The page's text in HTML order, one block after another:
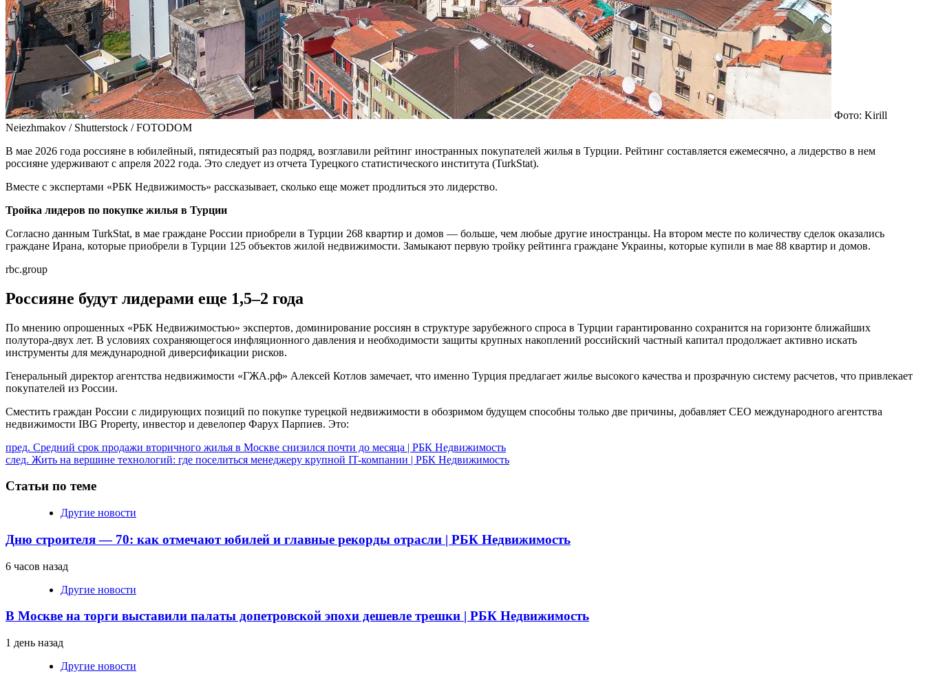
Фото: Kirill
Neiezhmakov / Shutterstock / FOTODOM
В мае 2026 года россияне в юбилейный, пятидесятый раз подряд, возглавили рейтинг иностранных покупателей жилья в Турции. Рейтинг составляется ежемесячно, а лидерство в нем
россияне удерживают с апреля 2022 года. Это следует из отчета Турецкого статистического института (TurkStat).
Вместе с экспертами «РБК Недвижимость» рассказывает, сколько еще может продлиться это лидерство.
Тройка лидеров по покупке жилья в Турции
Согласно данным TurkStat, в мае граждане России приобрели в Турции 268 квартир и домов — больше, чем любые другие иностранцы. На втором месте по количеству сделок оказались
граждане Ирана, которые приобрели в Турции 125 объектов жилой недвижимости. Замыкают первую тройку рейтинга граждане Украины, которые купили в мае 88 квартир и домов.
rbc.group
Россияне будут лидерами еще 1,5–2 года
По мнению опрошенных «РБК Недвижимостью» экспертов, доминирование россиян в структуре зарубежного спроса в Турции гарантированно сохранится на горизонте ближайших
полутора-двух лет. В условиях сохраняющегося инфляционного давления и необходимости защиты крупных накоплений российский частный капитал продолжает активно искать
инструменты для международной диверсификации рисков.
Генеральный директор агентства недвижимости «ГЖА.рф» Алексей Котлов замечает, что именно Турция предлагает жилье высокого качества и прозрачную систему расчетов, что привлекает
покупателей из России.
Сместить граждан России с лидирующих позиций по покупке турецкой недвижимости в обозримом будущем способны только две причины, добавляет CEO международного агентства
недвижимости IBG Property, инвестор и девелопер Фарух Парпиев. Это:
Продолжить
чтение
пред. Средний срок продажи вторичного жилья в Москве снизился почти до месяца | РБК Недвижимость
след. Жить на вершине технологий: где поселиться менеджеру крупной IT-компании | РБК Недвижимость
Статьи по теме
Другие новости
Дню строителя — 70: как отмечают юбилей и главные рекорды отрасли | РБК Недвижимость
6 часов назад
Другие новости
В Москве на торги выставили палаты допетровской эпохи дешевле трешки | РБК Недвижимость
1 день назад
Другие новости